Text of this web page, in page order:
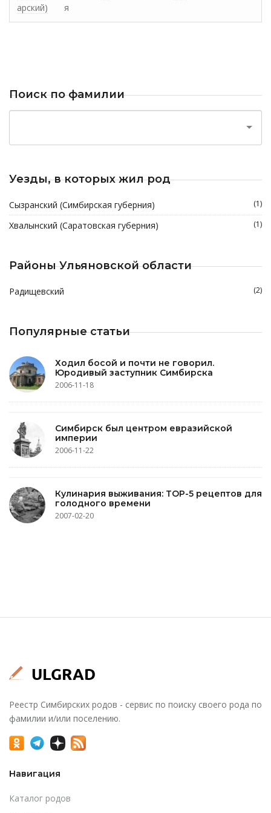
арский)
я
Поиск по фамилии
Уезды, в которых жил род
Сызранский (Симбирская губерния) (1)
Хвалынский (Саратовская губерния) (1)
Районы Ульяновской области
Радищевский (2)
Популярные статьи
Ходил босой и почти не говорил.
Юродивый заступник Симбирска
2006-11-18
Симбирск был центром евразийской
империи
2006-11-22
Кулинария выживания: TOP-5 рецептов для
голодного времени
2007-02-20
Реестр Симбирских родов - сервис по поиску своего рода по
фамилии и/или поселению.
Навигация
Каталог родов